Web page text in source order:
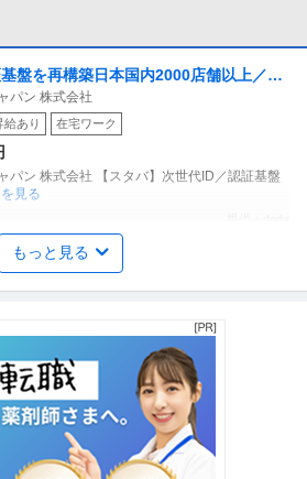
盤を再構築日本国内2000店舗以上／6
支える
パン 株式会社
給あり 在宅ワーク
パン 株式会社 【スタバ】次世代ID／認証基盤
見る
／ ITコンサルタント（事業開発＆セール
プロダクトマネージャー 【業種】IT・インタ
きを見る
提供：ビズリーチ
「COO候補／No.2」美容医療の「ユニ
もっと見る